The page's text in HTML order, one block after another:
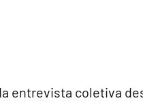
entrevista coletiva